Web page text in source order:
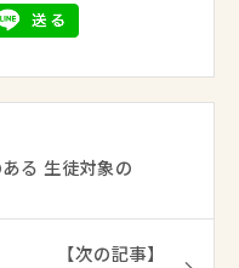
る 生徒対象の
【次の記事】